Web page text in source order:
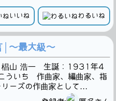
いいね わるいね
│～最大級～
椙山 浩一 生誕：1931年4
ういち 作曲家、編曲家、指
ーズの作曲家として…